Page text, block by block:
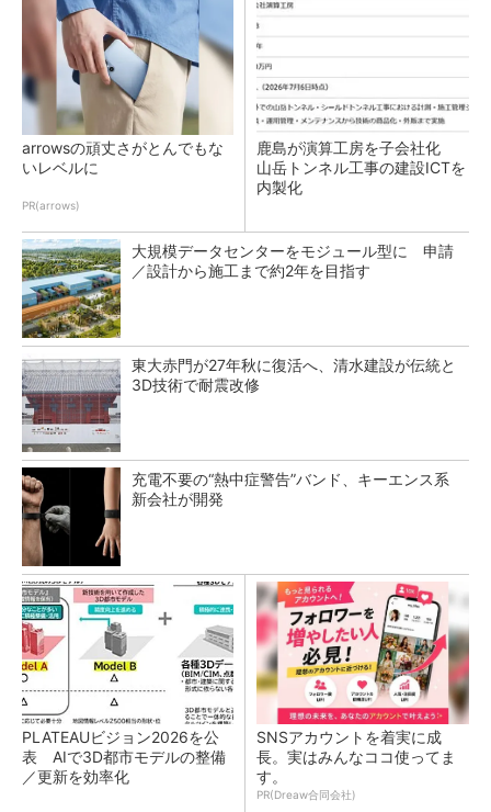
arrowsの頑丈さがとんでもな
いレベルに
PR(arrows)
鹿島が演算工房を子会社化
山岳トンネル工事の建設ICTを
内製化
大規模データセンターをモジュール型に 申請
／設計から施工まで約2年を目指す
東大赤門が27年秋に復活へ、清水建設が伝統と
3D技術で耐震改修
充電不要の“熱中症警告”バンド、キーエンス系
新会社が開発
PLATEAUビジョン2026を公
表 AIで3D都市モデルの整備
／更新を効率化
SNSアカウントを着実に成
長。実はみんなココ使ってま
す。
PR(Dreaw合同会社)